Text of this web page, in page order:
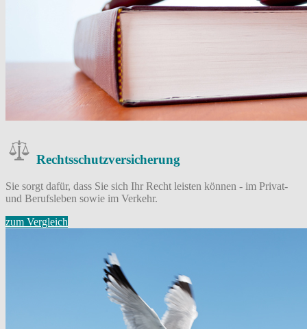
Rechtsschutz­versicherung
Sie sorgt dafür, dass Sie sich Ihr Recht leisten können - im Privat-
und Berufsleben sowie im Verkehr.
zum Vergleich